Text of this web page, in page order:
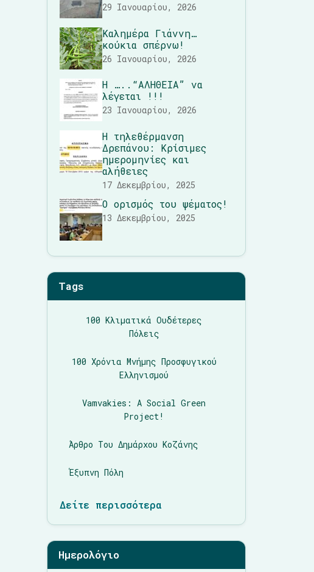
29 Ιανουαρίου, 2026
Καλημέρα Γιάννη…
κούκια σπέρνω!
26 Ιανουαρίου, 2026
Η …..“ΑΛΗΘΕΙΑ” να
λέγεται !!!
23 Ιανουαρίου, 2026
Η τηλεθέρμανση
Δρεπάνου: Κρίσιμες
ημερομηνίες και
αλήθειες
17 Δεκεμβρίου, 2025
Ο ορισμός του ψέματος!
13 Δεκεμβρίου, 2025
Tags
100 Κλιματικά Ουδέτερες
Πόλεις
100 Χρόνια Μνήμης Προσφυγικού
Ελληνισμού
Vamvakies: A Social Green
Project!
Άρθρο Του Δημάρχου Κοζάνης
Έξυπνη Πόλη
Δείτε περισσότερα
Ημερολόγιο